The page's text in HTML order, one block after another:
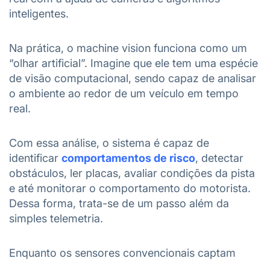
inteligentes.
Na prática, o machine vision funciona como um
“olhar artificial”. Imagine que ele tem uma espécie
de visão computacional, sendo capaz de analisar
o ambiente ao redor de um veículo em tempo
real.
Com essa análise, o sistema é capaz de
identificar comportamentos de risco, detectar
obstáculos, ler placas, avaliar condições da pista
e até monitorar o comportamento do motorista.
Dessa forma, trata-se de um passo além da
simples telemetria.
Enquanto os sensores convencionais captam